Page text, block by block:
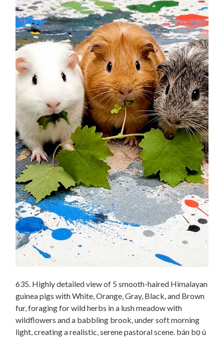
635. Highly detailed view of 5 smooth-haired Himalayan
guinea pigs with White, Orange, Gray, Black, and Brown
fur, foraging for wild herbs in a lush meadow with
wildflowers and a babbling brook, under soft morning
light, creating a realistic, serene pastoral scene. bán bọ ú